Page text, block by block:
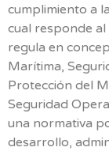
cumplimiento a
cual responde
regula en
Marítima,
Protección del
Seguridad
una normativa
desarrollo,